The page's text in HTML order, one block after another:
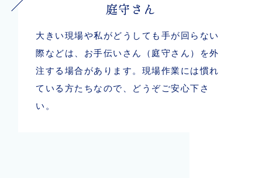
庭守さん
大きい現場や私がどうしても手が回らない
際などは、お手伝いさん（庭守さん）を外
注する場合があります。現場作業には慣れ
ている方たちなので、どうぞご安心下さ
い。